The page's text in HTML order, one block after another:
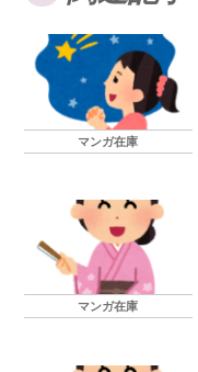
マンガ在庫
マンガ在庫